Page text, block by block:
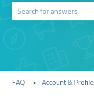
FAQ Account & Profile